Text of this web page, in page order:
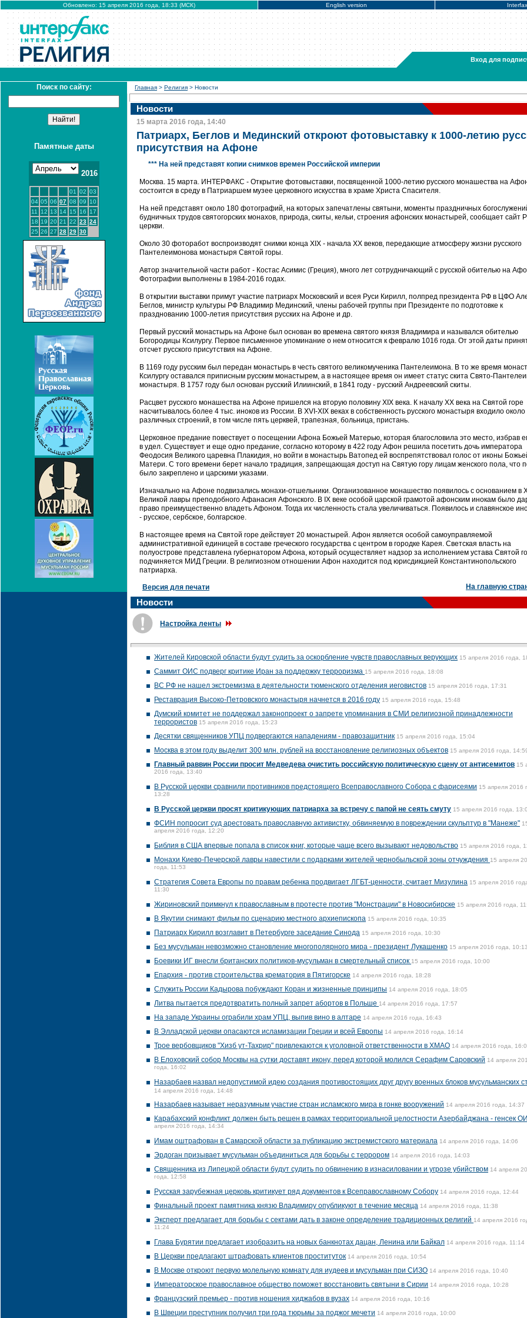
Обновлено: 15 апреля 2016 года, 18:33 (МСК) English version
Вход для
Поиск по сайту:
Памятные даты
2016
01 02 03
04 05 06 07 08 09
10
11
12 13 14 15 16
17
18 19 20 21 22 23 24
25 26 27 28 29 30
Главная > Религия > Новости
Новости
15 марта 2016 года, 14:40
Патриарх, Беглов и Мединский откроют фотовыставку к 1000-летию
присутствия на Афоне
*** На ней представят копии снимков времен Российской империи
Москва. 15 марта. ИНТЕРФАКС - Открытие фотовыставки, посвященной 1000-летию русского монашества на
состоится в среду в Патриаршем музее церковного искусства в храме Христа Спасителя.
На ней представят около 180 фотографий, на которых запечатлены святыни, моменты праздничных
будничных трудов святогорских монахов, природа, скиты, кельи, строения афонских монастырей, сообщает сайт
церкви.
Около 30 фоторабот воспроизводят снимки конца XIX - начала XX веков, передающие атмосферу жизни русского
Пантелеимонова монастыря Святой горы.
Автор значительной части работ - Костас Асимис (Греция), много лет сотрудничающий с русской обителью на
Фотографии выполнены в 1984-2016 годах.
В открытии выставки примут участие патриарх Московский и всея Руси Кирилл, полпред президента РФ в ЦФО
Беглов, министр культуры РФ Владимир Мединский, члены рабочей группы при Президенте по подготовке к
празднованию 1000-летия присутствия русских на Афоне и др.
Первый русский монастырь на Афоне был основан во времена святого князя Владимира и назывался обителью
Богородицы Ксилургу. Первое письменное упоминание о нем относится к февралю 1016 года. От этой даты
отсчет русского присутствия на Афоне.
В 1169 году русским был передан монастырь в честь святого великомученика Пантелеимона. В то же время
Ксилургу оставался приписным русским монастырем, а в настоящее время он имеет статус скита Свято-
монастыря. В 1757 году был основан русский Илиинский, в 1841 году - русский Андреевский скиты.
Расцвет русского монашества на Афоне пришелся на вторую половину XIX века. К началу ХХ века на Святой горе
насчитывалось более 4 тыс. иноков из России. В ХVI-ХIХ веках в собственность русского монастыря входило
различных строений, в том числе пять церквей, трапезная, больница, пристань.
Церковное предание повествует о посещении Афона Божьей Матерью, которая благословила это место, избрав
в удел. Существует и еще одно предание, согласно которому в 422 году Афон решила посетить дочь императора
Феодосия Великого царевна Плакидия, но войти в монастырь Ватопед ей воспрепятствовал голос от иконы
Матери. С того времени берет начало традиция, запрещающая доступ на Святую гору лицам женского пола, что
было закреплено и царскими указами.
Изначально на Афоне подвизались монахи-отшельники. Организованное монашество появилось с основанием в
Великой лавры преподобного Афанасия Афонского. В IX веке особой царской грамотой афонским инокам было
право преимущественно владеть Афоном. Тогда их численность стала увеличиваться. Появилось и славянское
- русское, сербское, болгарское.
В настоящее время на Святой горе действует 20 монастырей. Афон является особой самоуправляемой
административной единицей в составе греческого государства с центром в городке Карея. Светская власть на
полуострове представлена губернатором Афона, который осуществляет надзор за исполнением устава Святой
подчиняется МИД Греции. В религиозном отношении Афон находится под юрисдикцией Константинопольского
патриарха.
Версия для печати На главную
Новости
Настройка ленты
Жителей Кировской области будут судить за оскорбление чувств православных верующих 15 апреля 2016 года,
Саммит ОИС подверг критике Иран за поддержку терроризма 15 апреля 2016 года, 18:08
ВС РФ не нашел экстремизма в деятельности тюменского отделения иеговистов 15 апреля 2016 года, 17:31
Реставрация Высоко-Петровского монастыря начнется в 2016 году 15 апреля 2016 года, 15:48
Думский комитет не поддержал законопроект о запрете упоминания в СМИ религиозной принадлежности
террористов 15 апреля 2016 года, 15:23
Десятки священников УПЦ подвергаются нападениям - правозащитник 15 апреля 2016 года, 15:04
Москва в этом году выделит 300 млн. рублей на восстановление религиозных объектов 15 апреля 2016 года,
Главный раввин России просит Медведева очистить российскую политическую сцену от антисемитов 15
2016 года, 13:40
В Русской церкви сравнили противников предстоящего Всеправославного Собора с фарисеями 15 апреля 2016
13:28
В Русской церкви просят критикующих патриарха за встречу с папой не сеять смуту 15 апреля 2016 года,
ФСИН попросит суд арестовать православную активистку, обвиняемую в повреждении скульптур в "Манеже"
апреля 2016 года, 12:20
Библия в США впервые попала в список книг, которые чаще всего вызывают недовольство 15 апреля 2016 года,
Монахи Киево-Печерской лавры навестили с подарками жителей чернобыльской зоны отчуждения 15 апреля
года, 11:53
Стратегия Совета Европы по правам ребенка продвигает ЛГБТ-ценности, считает Мизулина 15 апреля 2016
11:30
Жириновский примкнул к православным в протесте против "Монстрации" в Новосибирске 15 апреля 2016 года,
В Якутии снимают фильм по сценарию местного архиепископа 15 апреля 2016 года, 10:35
Патриарх Кирилл возглавит в Петербурге заседание Синода 15 апреля 2016 года, 10:30
Без мусульман невозможно становление многополярного мира - президент Лукашенко 15 апреля 2016 года, 10:13
Боевики ИГ внесли британских политиков-мусульман в смертельный список 15 апреля 2016 года, 10:00
Епархия - против строительства крематория в Пятигорске 14 апреля 2016 года, 18:28
Служить России Кадырова побуждают Коран и жизненные принципы 14 апреля 2016 года, 18:05
Литва пытается предотвратить полный запрет абортов в Польше 14 апреля 2016 года, 17:57
На западе Украины ограбили храм УПЦ, выпив вино в алтаре 14 апреля 2016 года, 16:43
В Элладской церкви опасаются исламизации Греции и всей Европы 14 апреля 2016 года, 16:14
Трое вербовщиков "Хизб ут-Тахрир" привлекаются к уголовной ответственности в ХМАО 14 апреля 2016 года,
В Елоховский собор Москвы на сутки доставят икону, перед которой молился Серафим Саровский 14 апреля
года, 16:02
Назарбаев назвал недопустимой идею создания противостоящих друг другу военных блоков мусульманских
14 апреля 2016 года, 14:48
Назарбаев называет неразумным участие стран исламского мира в гонке вооружений 14 апреля 2016 года, 14:37
Карабахский конфликт должен быть решен в рамках территориальной целостности Азербайджана - генсек
апреля 2016 года, 14:34
Имам оштрафован в Самарской области за публикацию экстремистского материала 14 апреля 2016 года, 14:06
Эрдоган призывает мусульман объединиться для борьбы с террором 14 апреля 2016 года, 14:03
Священника из Липецкой области будут судить по обвинению в изнасиловании и угрозе убийством 14 апреля
года, 12:58
Русская зарубежная церковь критикует ряд документов к Всеправославному Собору 14 апреля 2016 года, 12:44
Финальный проект памятника князю Владимиру опубликуют в течение месяца 14 апреля 2016 года, 11:38
Эксперт предлагает для борьбы с сектами дать в законе определение традиционных религий 14 апреля 2016
11:24
Глава Бурятии предлагает изобразить на новых банкнотах дацан, Ленина или Байкал 14 апреля 2016 года, 11:14
В Церкви предлагают штрафовать клиентов проституток 14 апреля 2016 года, 10:54
В Москве откроют первую молельную комнату для иудеев и мусульман при СИЗО 14 апреля 2016 года, 10:40
Императорское православное общество поможет восстановить святыни в Сирии 14 апреля 2016 года, 10:28
Французский премьер - против ношения хиджабов в вузах 14 апреля 2016 года, 10:16
В Швеции преступник получил три года тюрьмы за поджог мечети 14 апреля 2016 года, 10:00